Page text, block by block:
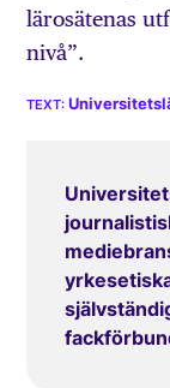
lärosätenas
nivå”.